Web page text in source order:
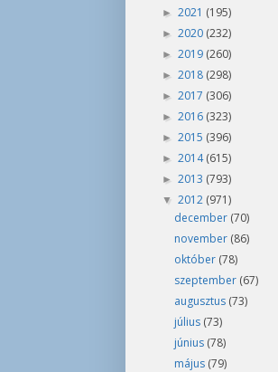
► 2021 (195)
► 2020 (232)
► 2019 (260)
► 2018 (298)
► 2017 (306)
► 2016 (323)
► 2015 (396)
► 2014(615)
► 2013 (793)
▼ 2012 (971)
december (70)
november (86)
október (78)
szeptember (67)
augusztus (73)
július (73)
június (78)
május (79)